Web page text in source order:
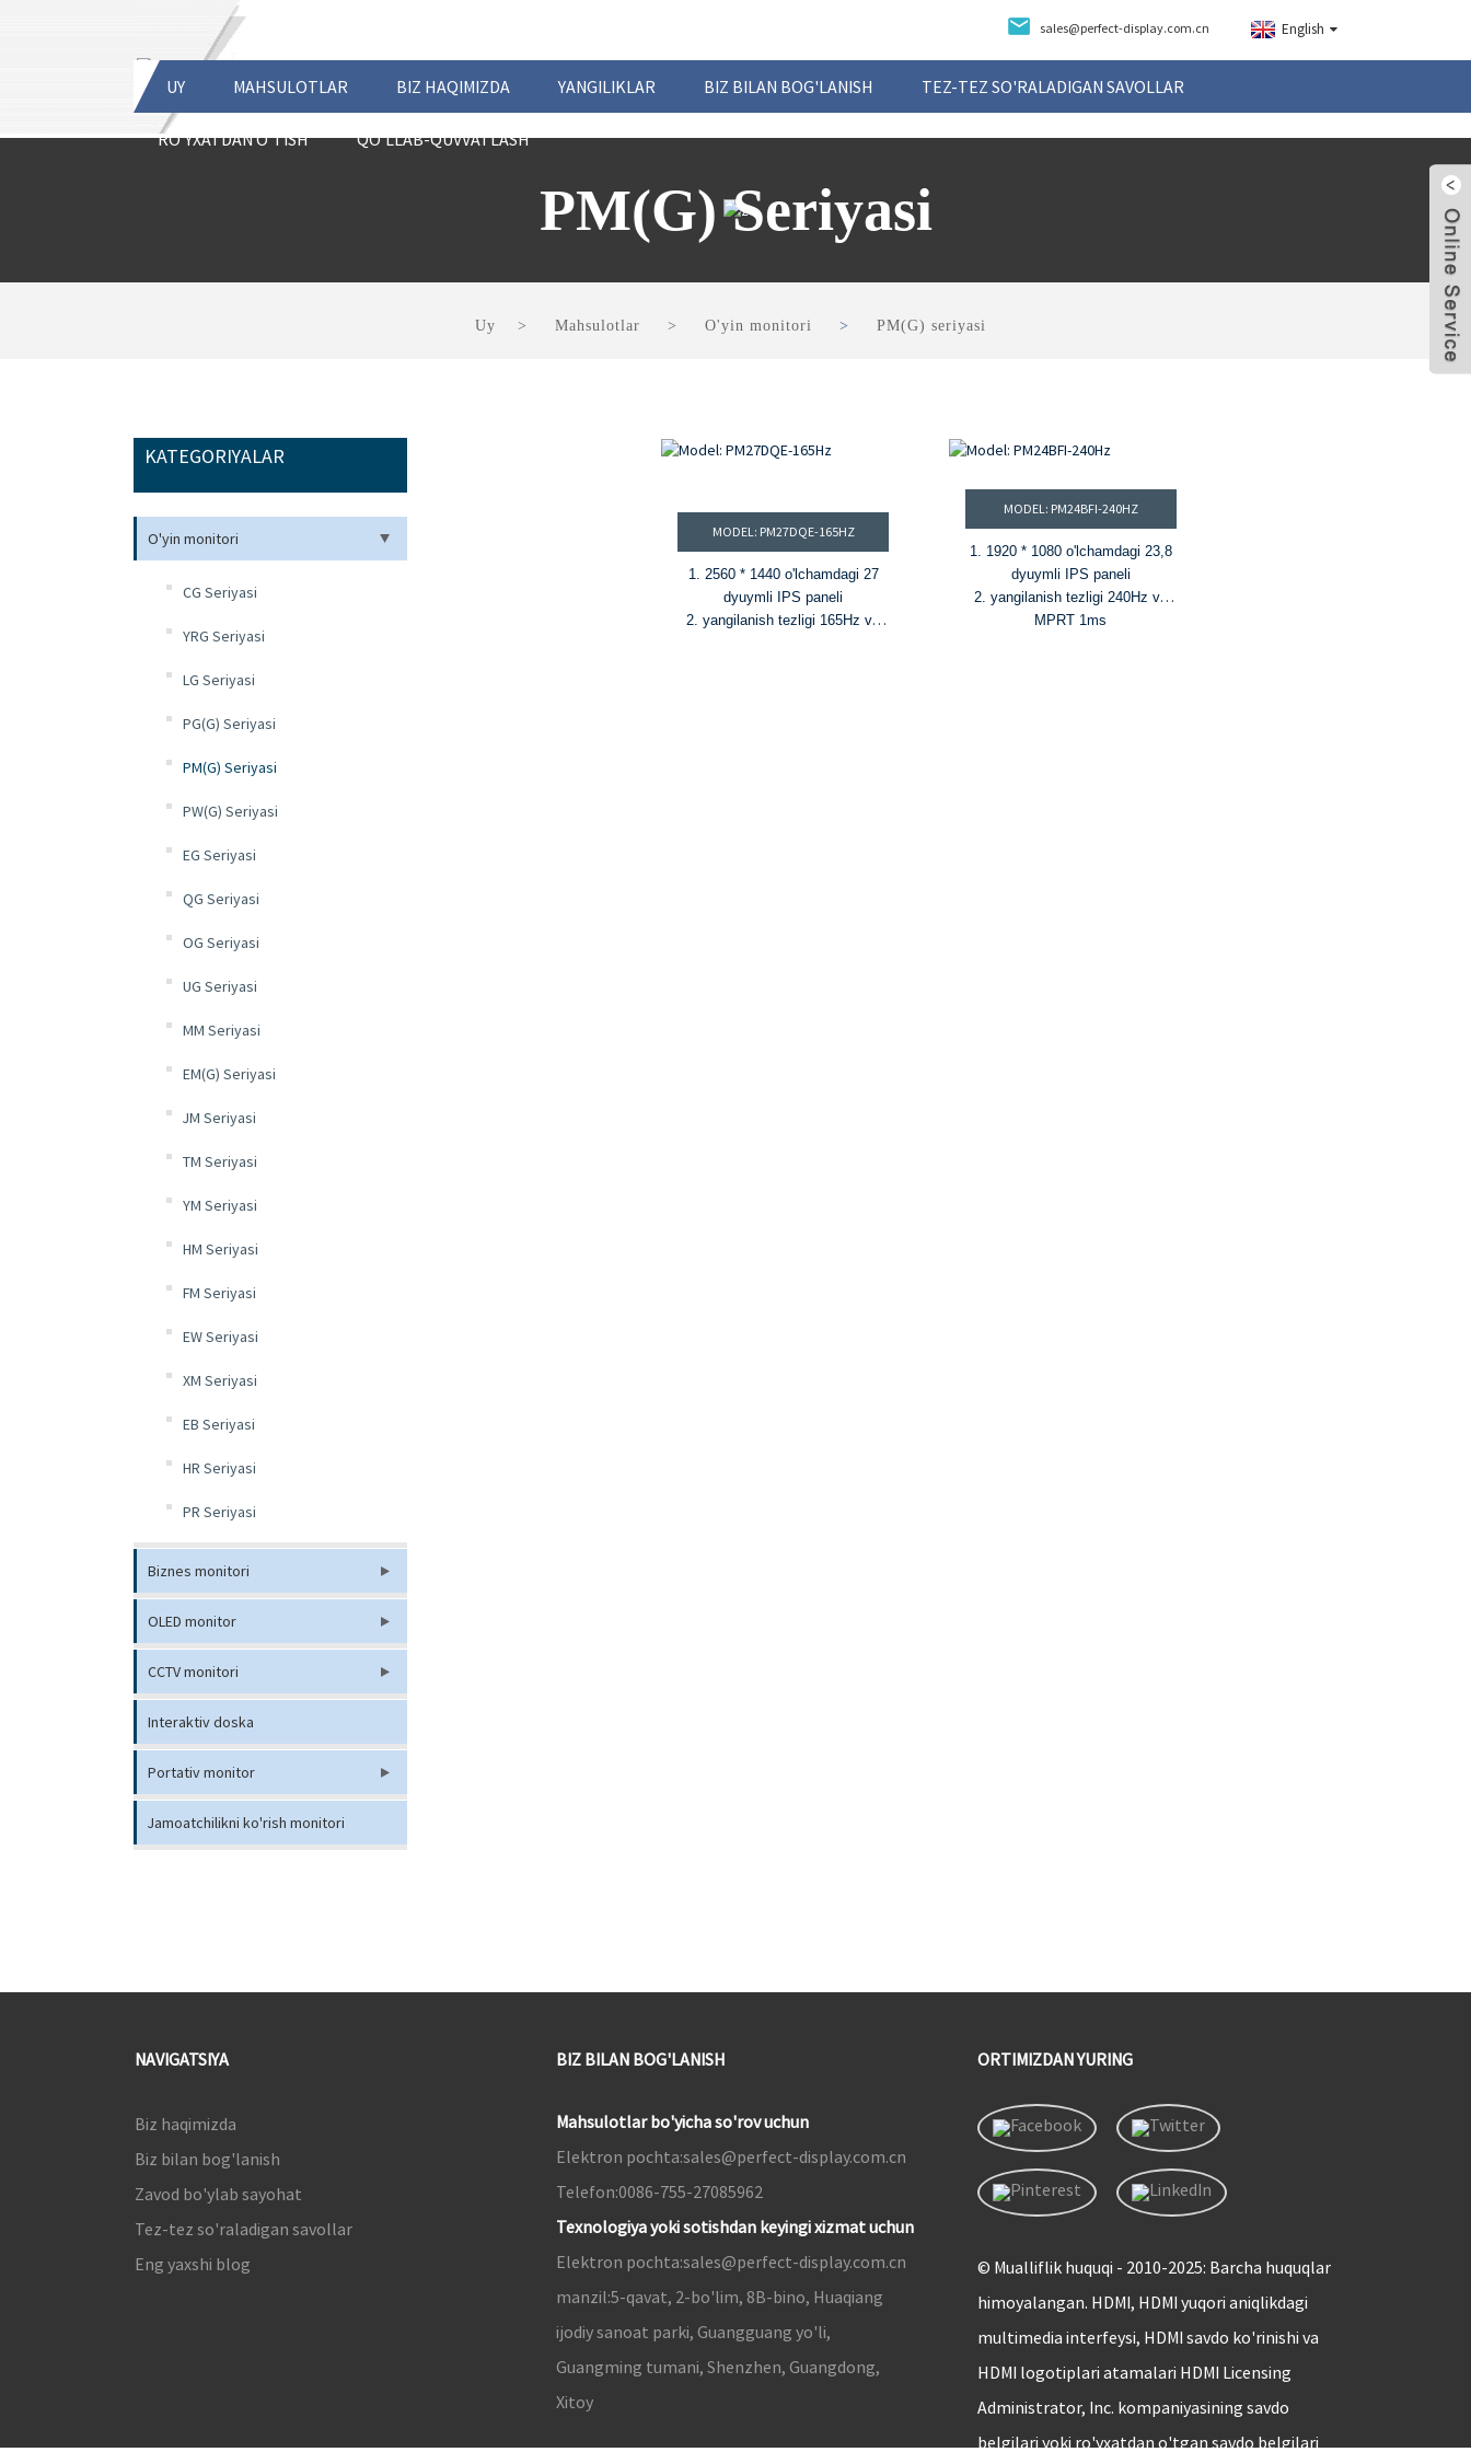
sales@perfect-display.com.cn English
UY MAHSULOTLAR BIZ HAQIMIZDA YANGILIKLAR BIZ BILAN BOG'LANISH TEZ-TEZ SO'RALADIGAN SAVOLLAR
RO'YXATDAN O'TISH QO'LLAB-QUVVATLASH
PM(G) Seriyasi
Uy Mahsulotlar O'yin monitori PM(G) seriyasi
KATEGORIYALAR
O'yin monitori
CG Seriyasi
YRG Seriyasi
LG Seriyasi
PG(G) Seriyasi
PM(G) Seriyasi
PW(G) Seriyasi
EG Seriyasi
QG Seriyasi
OG Seriyasi
UG Seriyasi
MM Seriyasi
EM(G) Seriyasi
JM Seriyasi
TM Seriyasi
YM Seriyasi
HM Seriyasi
FM Seriyasi
EW Seriyasi
XM Seriyasi
EB Seriyasi
HR Seriyasi
PR Seriyasi
Biznes monitori
OLED monitor
CCTV monitori
Interaktiv doska
Portativ monitor
Jamoatchilikni ko'rish monitori
MODEL: PM27DQE-165HZ
1. 2560 * 1440 o'lchamdagi 27
dyuymli IPS paneli
2. yangilanish tezligi 165Hz va
MODEL: PM24BFI-240HZ
1. 1920 * 1080 o'lchamdagi 23,8
dyuymli IPS paneli
2. yangilanish tezligi 240Hz va
MPRT 1ms
NAVIGATSIYA
Biz haqimizda
Biz bilan bog'lanish
Zavod bo'ylab sayohat
Tez-tez so'raladigan savollar
Eng yaxshi blog
BIZ BILAN BOG'LANISH
Mahsulotlar bo'yicha so'rov uchun
Elektron pochta:sales@perfect-display.com.cn
Telefon:0086-755-27085962
Texnologiya yoki sotishdan keyingi xizmat uchun
Elektron pochta:sales@perfect-display.com.cn
manzil:5-qavat, 2-bo'lim, 8B-bino, Huaqiang
ijodiy sanoat parki, Guangguang yo'li,
Guangming tumani, Shenzhen, Guangdong,
Xitoy
ORTIMIZDAN YURING
© Mualliflik huquqi - 2010-2025: Barcha huquqlar
himoyalangan. HDMI, HDMI yuqori aniqlikdagi
multimedia interfeysi, HDMI savdo ko'rinishi va
HDMI logotiplari atamalari HDMI Licensing
Administrator, Inc. kompaniyasining savdo
belgilari yoki ro'yxatdan o'tgan savdo belgilari